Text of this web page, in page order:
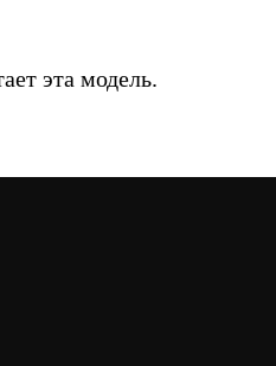
эта модель.